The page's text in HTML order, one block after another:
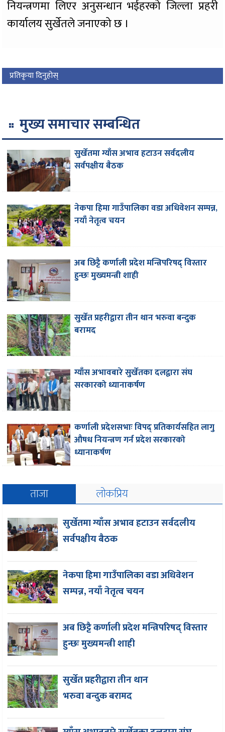
नियन्त्रणमा लिएर अनुसन्धान भईहरको जिल्ला प्रहरी
कार्यालय सुर्खेतले जनाएको छ ।
प्रतिकृया दिनुहोस्
मुख्य समाचार सम्बन्धित
सुर्खेतमा ग्याँस अभाव हटाउन सर्वदलीय
सर्वपक्षीय बैठक
नेकपा हिमा गाउँपालिका वडा अधिवेशन सम्पन्न,
नयाँ नेतृत्व चयन
अब छिट्टै कर्णाली प्रदेश मन्त्रिपरिषद् विस्तार
हुन्छः मुख्यमन्त्री शाही
सुर्खेत प्रहरीद्वारा तीन थान भरुवा बन्दुक
बरामद
ग्याँस अभावबारे सुर्खेतका दलद्वारा संघ
सरकारको ध्यानाकर्षण
कर्णाली प्रदेशसभाः विपद् प्रतिकार्यसहित लागु
औषध नियन्त्रण गर्न प्रदेश सरकारको
ध्यानाकर्षण
ताजा लोकप्रिय
सुर्खेतमा ग्याँस अभाव हटाउन सर्वदलीय
सर्वपक्षीय बैठक
नेकपा हिमा गाउँपालिका वडा अधिवेशन
सम्पन्न, नयाँ नेतृत्व चयन
अब छिट्टै कर्णाली प्रदेश मन्त्रिपरिषद् विस्तार
हुन्छः मुख्यमन्त्री शाही
सुर्खेत प्रहरीद्वारा तीन थान
भरुवा बन्दुक बरामद